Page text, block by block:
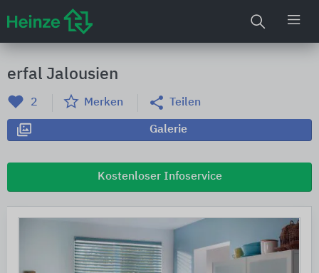
erfal Jalousien
2 Merken Teilen
Galerie
Kostenloser Infoservice